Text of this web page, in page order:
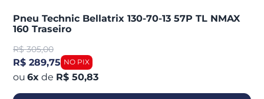
Pneu Technic Bellatrix 130-70-13 57P TL NMAX
160 Traseiro
R$ 305,00
R$ 289,75
6x de R$ 50,83